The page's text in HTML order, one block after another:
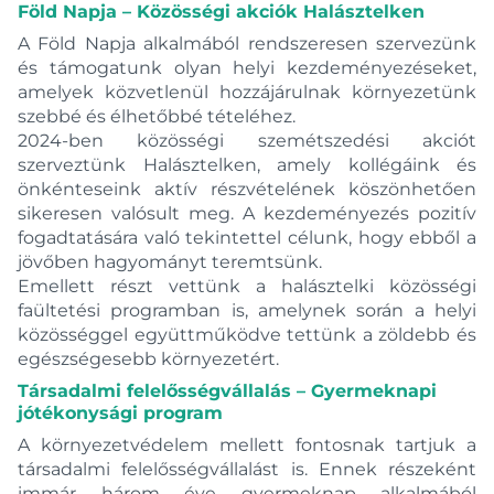
Presstige II
Prius E
PuraVida
Pure&Easy
Pure&Solid
Pure&Style
Puri
Quadra
Rebris
Rebris E
Rebris S
Renon
Retro
Ritto
Ritto Black
Savio
Föld Napja – Közösségi akciók Halásztelken
A Föld Napja alkalmából rendszeresen szervezünk
és támogatunk olyan helyi kezdeményezéseket,
amelyek közvetlenül hozzájárulnak környezetünk
szebbé és élhetőbbé tételéhez.
2024-ben közösségi szemétszedési akciót
szerveztünk Halásztelken, amely kollégáink és
önkénteseink aktív részvételének köszönhetően
sikeresen valósult meg. A kezdeményezés pozitív
fogadtatására való tekintettel célunk, hogy ebből a
jövőben hagyományt teremtsünk.
Emellett részt vettünk a halásztelki közösségi
faültetési programban is, amelynek során a helyi
közösséggel együttműködve tettünk a zöldebb és
egészségesebb környezetért.
Társadalmi felelősségvállalás – Gyermeknapi
jótékonysági program
A környezetvédelem mellett fontosnak tartjuk a
társadalmi felelősségvállalást is. Ennek részeként